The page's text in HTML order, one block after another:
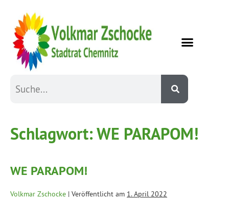
Schlagwort:WE PARAPOM!
WE PARAPOM!
Volkmar Zschocke | Veröffentlicht am 1. April 2022